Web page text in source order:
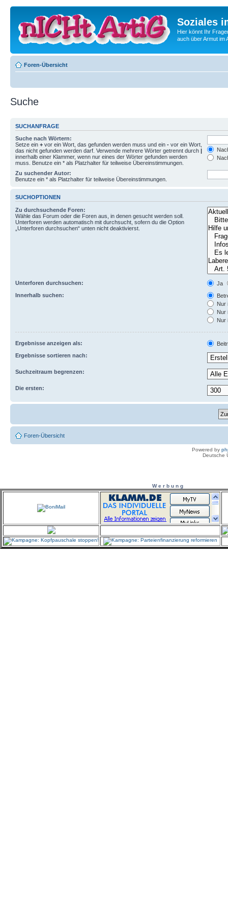
Soziales
Hier könnt Ihr
auch über Armut im
Foren-Übersicht
Suche
SUCHANFRAGE
Suche nach Wörtern:
Setze ein + vor ein Wort, das gefunden werden muss und ein - vor ein Wort,
das nicht gefunden werden darf. Verwende mehrere Wörter getrennt durch |
innerhalb einer Klammer, wenn nur eines der Wörter gefunden werden
muss. Benutze ein * als Platzhalter für teilweise Übereinstimmungen.
Zu suchender Autor:
Benutze ein * als Platzhalter für teilweise Übereinstimmungen.
SUCHOPTIONEN
Zu durchsuchende Foren:
Wähle das Forum oder die Foren aus, in denen gesucht werden soll.
Unterforen werden automatisch mit durchsucht, sofern du die Option
„Unterforen durchsuchen“ unten nicht deaktivierst.
Unterforen durchsuchen:
Ja
Innerhalb suchen:
Nur
Nur
Nur
Ergebnisse anzeigen als:
Ergebnisse sortieren nach:
Suchzeitraum begrenzen:
Die ersten:
Foren-Übersicht
Powered by
Deutsche
W e r b u n g